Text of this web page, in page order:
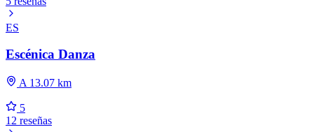
ES
Escénica Danza
A 13.07 km
5
12 reseñas